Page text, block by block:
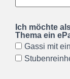
Ich möchte
Thema ein
Gassi mit